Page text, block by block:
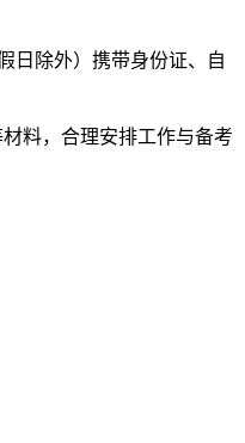
日除外）携带身份证、自
料，合理安排工作与备考